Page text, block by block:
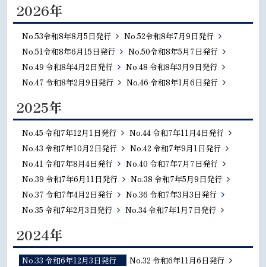
2026年
No.53令和8年8月5日発行
No.52令和8年7月9日発行
No.51令和8年6月15日発行
No.50令和8年5月7日発行
No.49 令和8年4月2日発行
No.48 令和8年3月9日発行
No.47 令和8年2月9日発行
No.46 令和8年1月6日発行
2025年
No.45 令和7年12月1日発行
No.44 令和7年11月4日発行
No.43 令和7年10月2日発行
No.42 令和7年9月1日発行
No.41 令和7年8月4日発行
No.40 令和7年7月7日発行
No.39 令和7年6月11日発行
No.38 令和7年5月9日発行
No.37 令和7年4月2日発行
No.36 令和7年3月3日発行
No.35 令和7年2月3日発行
No.34 令和7年1月7日発行
2024年
No.33 令和6年12月3日発行
No.32 令和6年11月6日発行